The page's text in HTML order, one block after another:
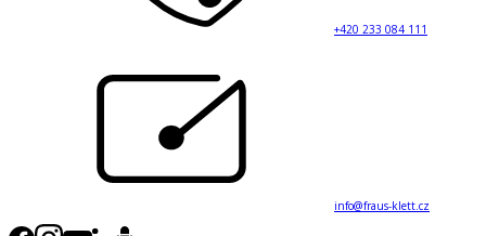
+420 233 084 111
info@fraus-klett.cz